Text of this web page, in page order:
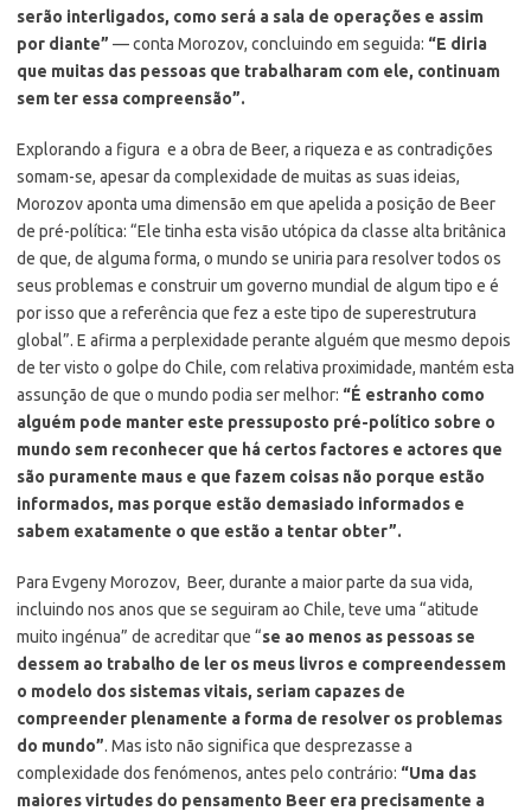
serão interligados, como será a sala de operações e assim
por diante” — conta Morozov, concluindo em seguida: “E diria
que muitas das pessoas que trabalharam com ele, continuam
sem ter essa compreensão”.
Explorando a figura e a obra de Beer, a riqueza e as contradições
somam-se, apesar da complexidade de muitas as suas ideias,
Morozov aponta uma dimensão em que apelida a posição de Beer
de pré-política: “Ele tinha esta visão utópica da classe alta britânica
de que, de alguma forma, o mundo se uniria para resolver todos os
seus problemas e construir um governo mundial de algum tipo e é
por isso que a referência que fez a este tipo de superestrutura
global”. E afirma a perplexidade perante alguém que mesmo depois
de ter visto o golpe do Chile, com relativa proximidade, mantém esta
assunção de que o mundo podia ser melhor: “É estranho como
alguém pode manter este pressuposto pré-político sobre o
mundo sem reconhecer que há certos factores e actores que
são puramente maus e que fazem coisas não porque estão
informados, mas porque estão demasiado informados e
sabem exatamente o que estão a tentar obter”.
Para Evgeny Morozov, Beer, durante a maior parte da sua vida,
incluindo nos anos que se seguiram ao Chile, teve uma “atitude
muito ingénua” de acreditar que “se ao menos as pessoas se
dessem ao trabalho de ler os meus livros e compreendessem
o modelo dos sistemas vitais, seriam capazes de
compreender plenamente a forma de resolver os problemas
do mundo”. Mas isto não significa que desprezasse a
complexidade dos fenómenos, antes pelo contrário: “Uma das
maiores virtudes do pensamento Beer era precisamente a